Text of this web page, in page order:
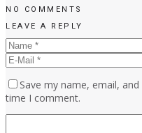
NO COMMENTS
LEAVE A REPLY
Save my name, email,
time I comment.